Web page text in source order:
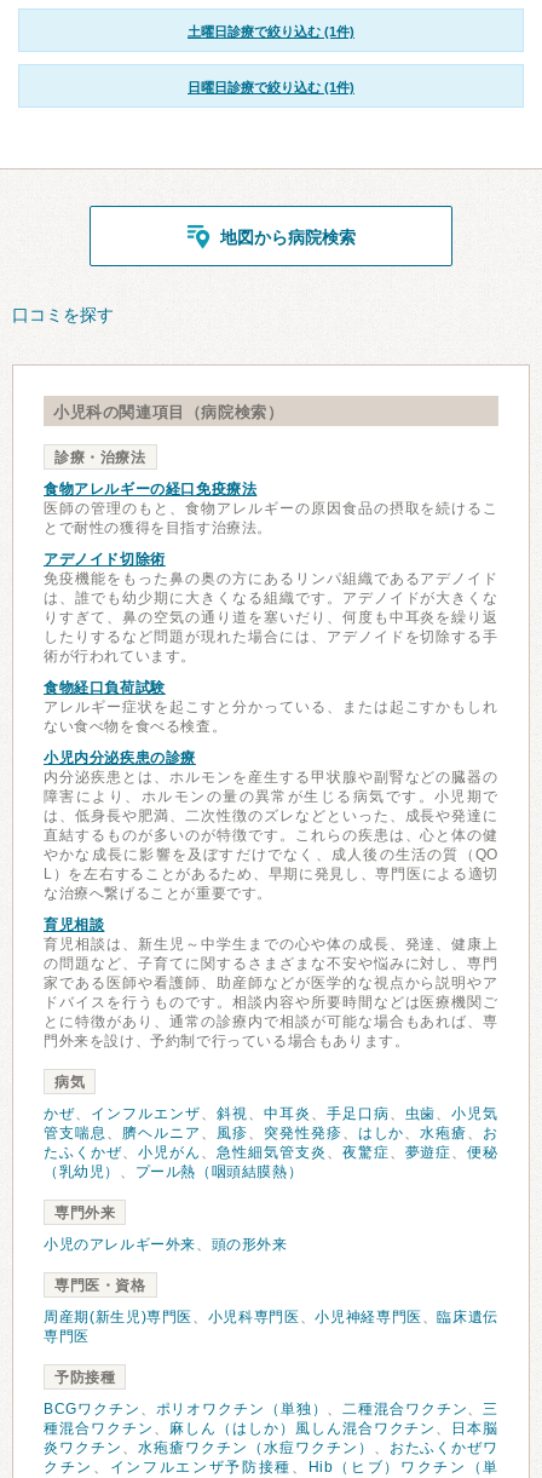
土曜日診療で絞り込む (1件)
日曜日診療で絞り込む (1件)
地図から病院検索
口コミを探す
小児科の関連項目（病院検索）
診療・治療法
食物アレルギーの経口免疫療法
医師の管理のもと、食物アレルギーの原因食品の摂取を続けるこ
とで耐性の獲得を目指す治療法。
アデノイド切除術
免疫機能をもった鼻の奥の方にあるリンパ組織であるアデノイド
は、誰でも幼少期に大きくなる組織です。アデノイドが大きくな
りすぎて、鼻の空気の通り道を塞いだり、何度も中耳炎を繰り返
したりするなど問題が現れた場合には、アデノイドを切除する手
術が行われています。
食物経口負荷試験
アレルギー症状を起こすと分かっている、または起こすかもしれ
ない食べ物を食べる検査。
小児内分泌疾患の診療
内分泌疾患とは、ホルモンを産生する甲状腺や副腎などの臓器の
障害により、ホルモンの量の異常が生じる病気です。小児期で
は、低身長や肥満、二次性徴のズレなどといった、成長や発達に
直結するものが多いのが特徴です。これらの疾患は、心と体の健
やかな成長に影響を及ぼすだけでなく、成人後の生活の質（QO
L）を左右することがあるため、早期に発見し、専門医による適切
な治療へ繋げることが重要です。
育児相談
育児相談は、新生児～中学生までの心や体の成長、発達、健康上
の問題など、子育てに関するさまざまな不安や悩みに対し、専門
家である医師や看護師、助産師などが医学的な視点から説明やア
ドバイスを行うものです。相談内容や所要時間などは医療機関ご
とに特徴があり、通常の診療内で相談が可能な場合もあれば、専
門外来を設け、予約制で行っている場合もあります。
病気
かぜ、 インフルエンザ、 斜視、 中耳炎 、 手足口病、 虫歯、小児気
管支喘息 、 臍ヘルニア 、 風疹、 突発性発疹、 はしか、水疱瘡、 お
たふくかぜ、 小児がん 、 急性細気管支炎 、 夜驚症、 夢遊症、便秘
（乳幼児） 、 プール熱（咽頭結膜熱）
専門外来
小児のアレルギー外来、 頭の形外来
専門医・資格
周産期(新生児)専門医 、 小児科専門医 、小児神経専門医 、臨床遺伝
専門医
予防接種
BCGワクチン 、 ポリオワクチン（単独） 、二種混合ワクチン、三
種混合ワクチン 、 麻しん（はしか）風しん混合ワクチン 、
日本脳
炎ワクチン 、 水疱瘡ワクチン（水痘ワクチン） 、
おたふくかぜワ
クチン 、 インフルエンザ予防接種 、 Hib（ヒブ）ワクチン（単